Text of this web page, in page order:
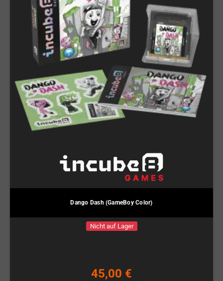
Dango Dash (GameBoy Color)
Nicht auf Lager
45,00 €